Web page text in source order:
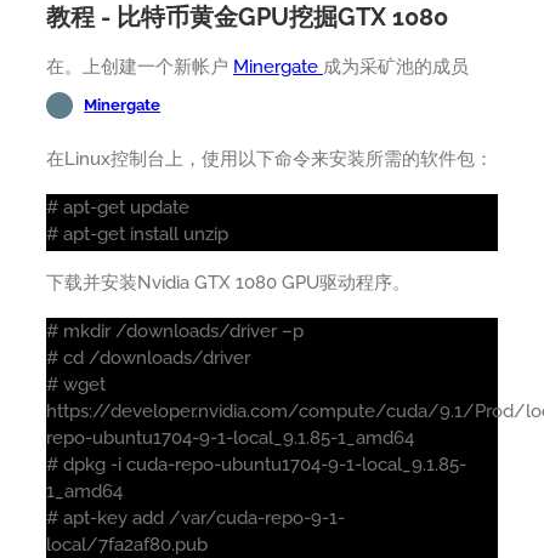
教程 - 比特币黄金GPU挖掘GTX 1080
在。上创建一个新帐户 Minergate 成为采矿池的成员
Minergate
在Linux控制台上，使用以下命令来安装所需的软件包：
# apt-get update
# apt-get install unzip
下载并安装Nvidia GTX 1080 GPU驱动程序。
# mkdir /downloads/driver –p
# cd /downloads/driver
# wget
https://developer.nvidia.com/compute/cuda/9.1/Prod/
repo-ubuntu1704-9-1-local_9.1.85-1_amd64
# dpkg -i cuda-repo-ubuntu1704-9-1-local_9.1.85-
1_amd64
# apt-key add /var/cuda-repo-9-1-
local/7fa2af80.pub